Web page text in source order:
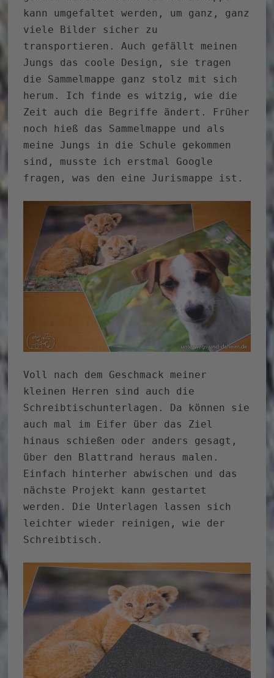
kann umgefaltet werden, um ganz, ganz
viele Bilder sicher zu
transportieren. Auch gefällt meinen
Jungs das coole Design, sie tragen
die Sammelmappe ganz stolz mit sich
herum. Ich finde es witzig, wie die
Zeit auch die Begriffe ändert. Früher
noch hieß das Sammelmappe und als
meine Jungs in die Schule gekommen
sind, musste ich erstmal Google
fragen, was den eine Jurismappe ist.
Voll nach dem Geschmack meiner
kleinen Herren sind auch die
Schreibtischunterlagen. Da können sie
auch mal im Eifer über das Ziel
hinaus schießen oder anders gesagt,
über den Blattrand heraus malen.
Einfach hinterher abwischen und das
nächste Projekt kann gestartet
werden. Die Unterlagen lassen sich
leichter wieder reinigen, wie der
Schreibtisch.